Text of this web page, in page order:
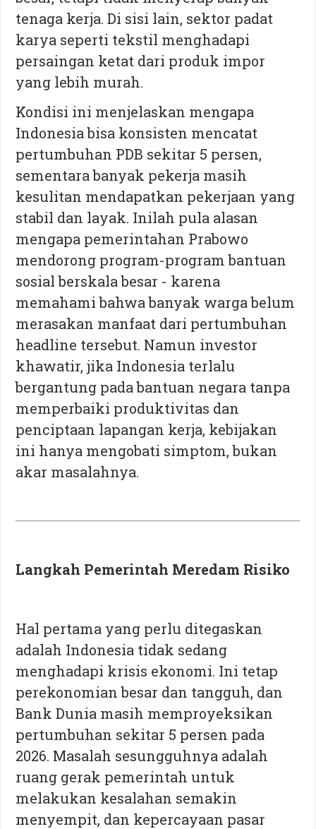
tenaga kerja. Di sisi lain, sektor padat
karya seperti tekstil menghadapi
persaingan ketat dari produk impor
yang lebih murah.
Kondisi ini menjelaskan mengapa
Indonesia bisa konsisten mencatat
pertumbuhan PDB sekitar 5 persen,
sementara banyak pekerja masih
kesulitan mendapatkan pekerjaan yang
stabil dan layak. Inilah pula alasan
mengapa pemerintahan Prabowo
mendorong program-program bantuan
sosial berskala besar - karena
memahami bahwa banyak warga belum
merasakan manfaat dari pertumbuhan
headline tersebut. Namun investor
khawatir, jika Indonesia terlalu
bergantung pada bantuan negara tanpa
memperbaiki produktivitas dan
penciptaan lapangan kerja, kebijakan
ini hanya mengobati simptom, bukan
akar masalahnya.
Langkah Pemerintah Meredam Risiko
Hal pertama yang perlu ditegaskan
adalah Indonesia tidak sedang
menghadapi krisis ekonomi. Ini tetap
perekonomian besar dan tangguh, dan
Bank Dunia masih memproyeksikan
pertumbuhan sekitar 5 persen pada
2026. Masalah sesungguhnya adalah
ruang gerak pemerintah untuk
melakukan kesalahan semakin
menyempit, dan kepercayaan pasar